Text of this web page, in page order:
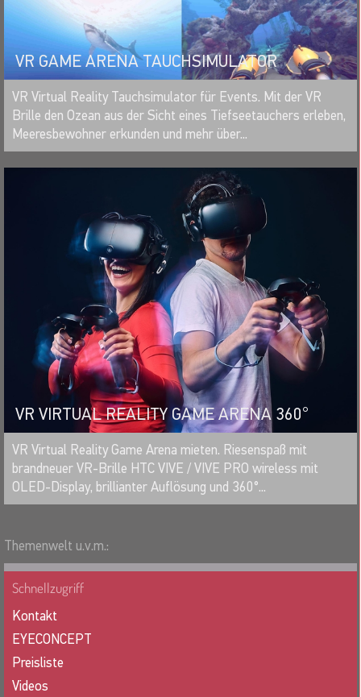
VR GAME ARENA TAUCHSIMULATOR
MERKEN
VR Virtual Reality Tauchsimulator für Events. Mit der VR
Brille den Ozean aus der Sicht eines Tiefseetauchers erleben,
Meeresbewohner erkunden und mehr über...
VR VIRTUAL REALITY GAME ARENA 360°
MERKEN
VR Virtual Reality Game Arena mieten. Riesenspaß mit
brandneuer VR-Brille HTC VIVE / VIVE PRO wireless mit
OLED-Display, brillianter Auflösung und 360°...
Themenwelt u.v.m.:
Schnellzugriff
Kontakt
EYECONCEPT
Preisliste
Videos